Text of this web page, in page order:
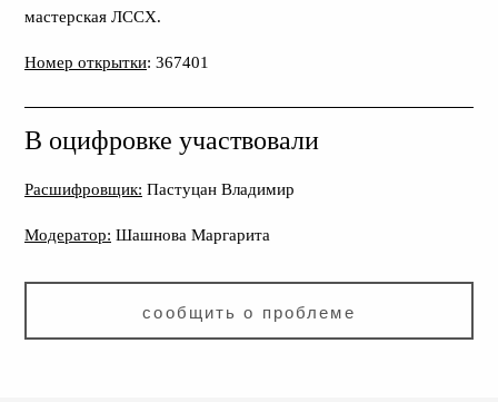
мастерская ЛССХ.
Номер открытки: 367401
В оцифровке участвовали
Расшифровщик: Пастуцан Владимир
Модератор: Шашнова Маргарита
сообщить о проблеме